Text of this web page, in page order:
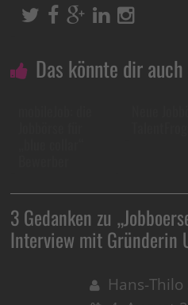
Das könnte dir
3 Gedanken zu „
Interview mit Gründerin
Hans-